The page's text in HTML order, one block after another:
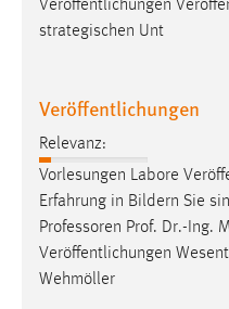
Veröffentlichungen
strategischen Unt
Veröffentlichungen
Relevanz:
Vorlesungen Labore
Erfahrung in Bildern Sie
Professoren Prof. Dr.-Ing.
Veröffentlichungen
Wehmöller